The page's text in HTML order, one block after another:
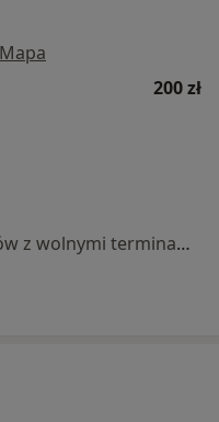
Mapa
200 zł
Brak dostępnych specjalistów z wolnymi terminami w tym centrum medycznym.